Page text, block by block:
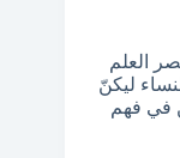
العلم
ليكنّ
في فهم